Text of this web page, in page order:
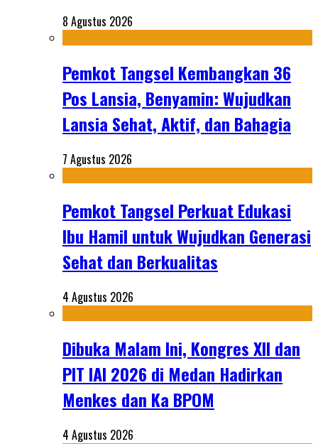
8 Agustus 2026
Pemkot Tangsel Kembangkan 36
Pos Lansia, Benyamin: Wujudkan
Lansia Sehat, Aktif, dan Bahagia
7 Agustus 2026
Pemkot Tangsel Perkuat Edukasi
Ibu Hamil untuk Wujudkan Generasi
Sehat dan Berkualitas
4 Agustus 2026
Dibuka Malam Ini, Kongres XII dan
PIT IAI 2026 di Medan Hadirkan
Menkes dan Ka BPOM
4 Agustus 2026